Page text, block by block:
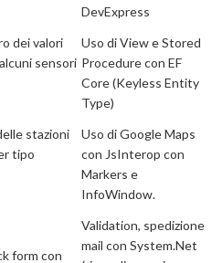
DevExpress
dei valori
sensori
Uso di View e Stored
Procedure con EF
Core (Keyless Entity
Type)
stazioni
tipo
Uso di Google Maps
con JsInterop con
Markers e
InfoWindow.
form con
Validation, spedizione
mail con System.Net